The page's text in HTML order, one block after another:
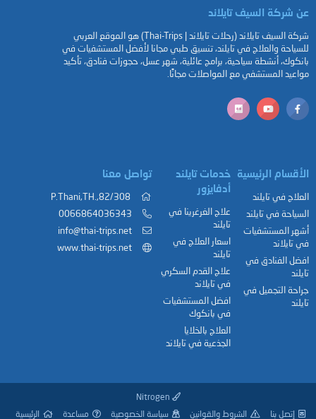
عن شركة السيف تايلاند
شركة السيف تايلاند (رحلات تايلاند | Thai-Trips) هو الموقع العربي
للسياحة والعلاج في تايلند، تنسيق طبي مجانا لأفضل المستشفيات في
بانكوك، أنشطة سياحية، برامج عائلية، شهر عسل، حجوزات فنادق، تأكيد
مواعيد المستشفي مع المواصلات مجانًا.
الأقسام الرئيسية
العلاج في تايلند
السياحة في تايلند
أشهر المستشفيات
في تايلاند
افضل الفنادق في
تايلند
جراحة التجميل في
تايلند
خدمات تايلند
أدفايزور
علاج الغرغرينا في
تايلند
اسعار العلاج في
تايلند
علاج القدم السكري
في تايلاند
افضل المستشفيات
في بانكوك
العلاج بالخلايا
الجذعية في تايلاند
تواصل معنا
82/308,.P.Thani,TH
0066864036343
info@thai-trips.net
www.thai-trips.net
إتصل بنا
الشروط والقوانين سياسة الخصوصية مساعدة الرئيسية